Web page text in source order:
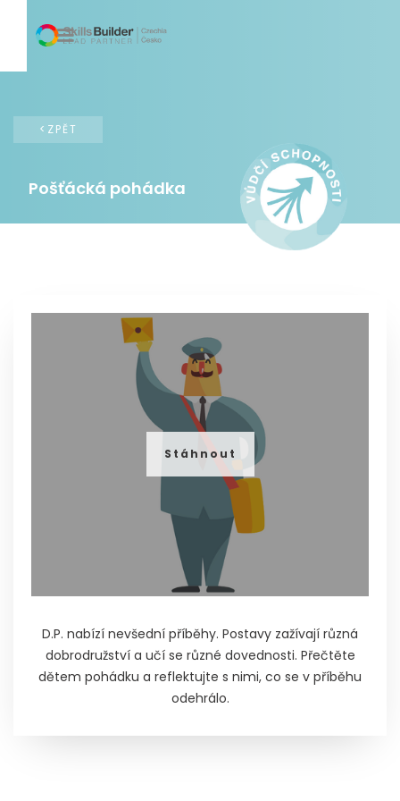
<ZPĚT
Pošťácká pohádka
Stáhnout
D.P. nabízí nevšední příběhy. Postavy zažívají různá
dobrodružství a učí se různé dovednosti. Přečtěte
dětem pohádku a reflektujte s nimi, co se v příběhu
odehrálo.